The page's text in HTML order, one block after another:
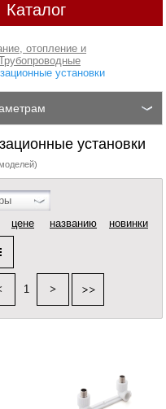
Каталог
отопление и
установки
установки
цене названию новинки
1